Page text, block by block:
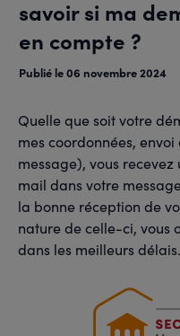
savoir si ma
en compte ?
Publié le 06 novembre 2024
Quelle que soit votre
mes coordonnées,
message), vous
mail dans votre
la bonne réception de
nature de celle-ci, vous
dans les meilleurs délais.